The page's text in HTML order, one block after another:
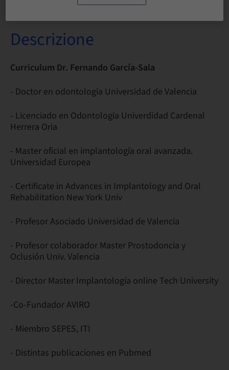
Descrizione
Curriculum Dr. Fernando García-Sala
- Doctor en odontología Universidad de Valencia
- Licenciado en Odontología Univerdidad Cardenal
Herrera Oria
- Master oficial en implantología oral avanzada.
Universidad Europea
- Certificate in Advances in Implantology and Oral
Rehabilitation New York Univ
- Profesor Asociado Universidad de Valencia
- Profesor colaborador Master Prostodoncia y
Oclusión Univ. Valencia
- Director Master Implantología online Tech University
-Co-Fundador AVIRO
- Miembro SEPES, ITI
- Distintas publicaciones en Pubmed